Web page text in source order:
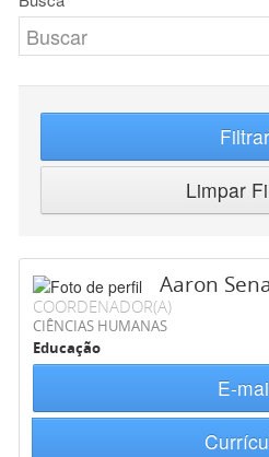
Filtrar
Limpar
Aaron
COORDENADOR(A)
CIÊNCIAS HUMANAS
Educação
E-